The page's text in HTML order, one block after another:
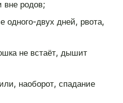
вне родов;
одного-двух дней, рвота,
не встаёт, дышит
наоборот, спадание